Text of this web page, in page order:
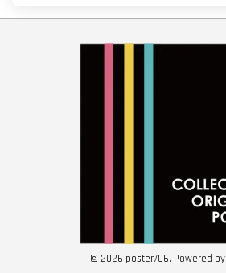
© 2026 poster706. Powered by